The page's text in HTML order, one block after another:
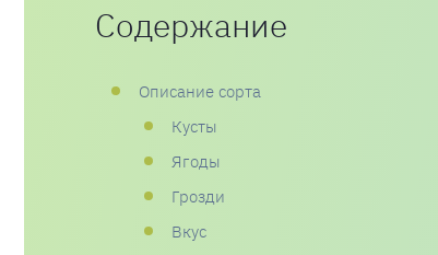
Содержание
Описание сорта
Кусты
Ягоды
Грозди
Вкус